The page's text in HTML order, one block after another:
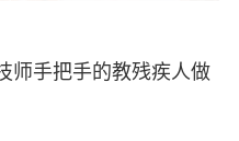
师手把手的教残疾人做